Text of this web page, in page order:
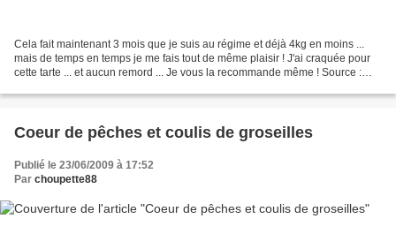
Cela fait maintenant 3 mois que je suis au régime et déjà 4kg en moins ...
mais de temps en temps je me fais tout de même plaisir ! J'ai craquée pour
cette tarte ... et aucun remord ... Je vous la recommande même ! Source :
Coeur de pêches et coulis de groseilles
Publié le 23/06/2009 à 17:52
Par choupette88